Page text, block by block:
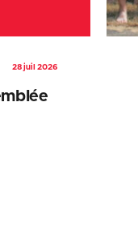
28 juil 2026